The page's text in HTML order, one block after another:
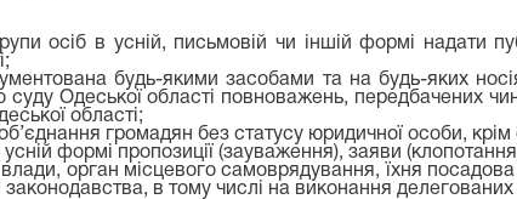
осіб в усній, письмовій чи іншій формі надати
будь-якими засобами та на будь-яких
Одеської області повноважень, передбачених
області;
громадян без статусу юридичної особи,
формі пропозиції (зауваження), заяви
орган місцевого самоврядування, їхня
в тому числі на виконання